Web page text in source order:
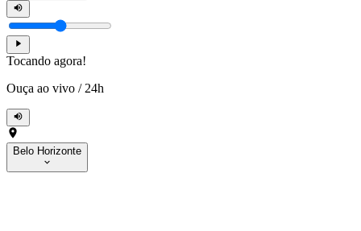
Tocando agora!
Ouça ao vivo / 24h
Belo Horizonte